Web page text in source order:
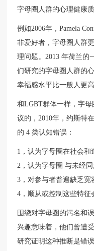
字母圈人群的心理健康
例如2006年，Pamela
非爱好者，字母圈人群
理问题。2013 年荷兰的
们研究的字母圈人群的
幸福感水平比一般人更高
和LGBT群体一样，字
议的，2010年，约斯特
的 4 类认知错误：
1，认为字母圈在社会和
2，认为字母圈 与未经同
3，对参与者普遍缺乏宽
4，顺从或控制这些特
围绕对字母圈的污名和
兴趣意味着，他们曾遭
研究证明这种推断是错